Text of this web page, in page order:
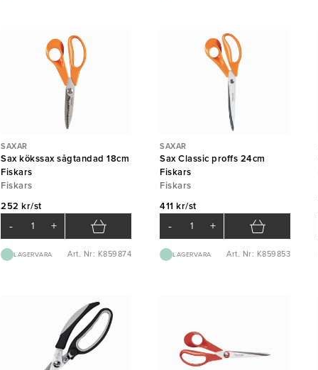
SAXAR
Sax kökssax sågtandad 18cm
Fiskars
Fiskars
252 kr/st
- +
LAGERVARA Art. Nr: K859874
SAXAR
Sax Classic proffs 24cm
Fiskars
Fiskars
411 kr/st
- +
LAGERVARA Art. Nr: K859853